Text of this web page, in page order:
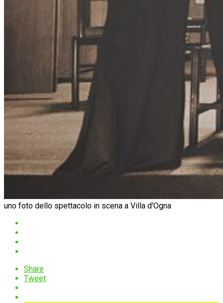
uno foto dello spettacolo in scena a Villa d'Ogna
Share
Tweet